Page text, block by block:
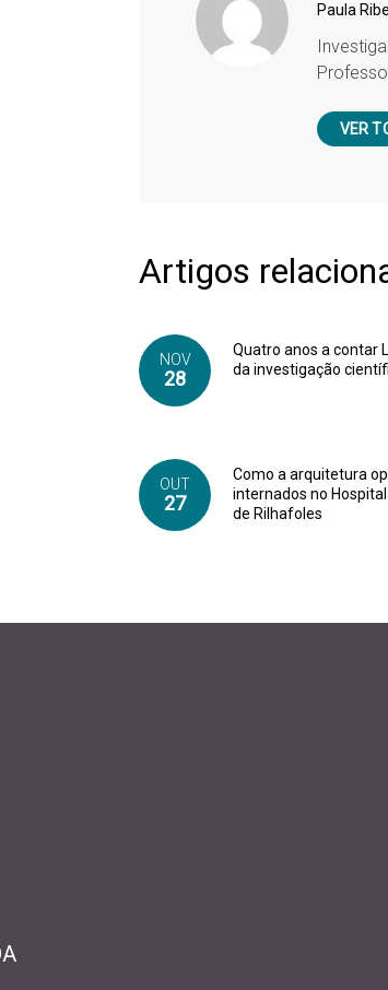
Paula
VER
Artigos
NOV
28
Quatro anos a contar
da investigação
OUT
27
Como a arquitetura
internados no
de Rilhafoles